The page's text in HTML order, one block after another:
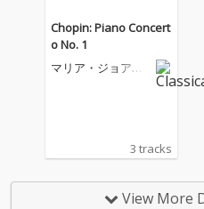
Chopin: Piano Concert
o No. 1
マリア・ジョア
3 tracks
View More